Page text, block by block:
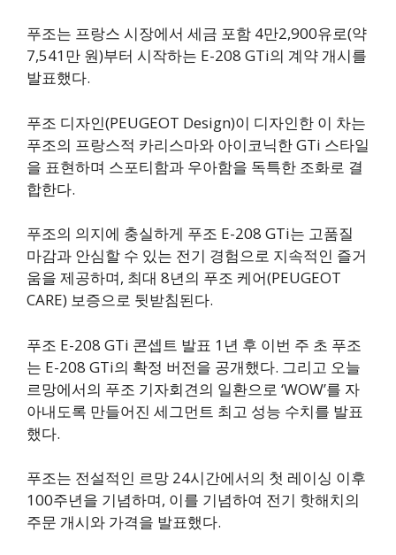
푸조는 프랑스 시장에서 세금 포함 4만2,900유로(약
7,541만 원)부터 시작하는 E-208 GTi의 계약 개시를
발표했다.
푸조 디자인(PEUGEOT Design)이 디자인한 이 차는
푸조의 프랑스적 카리스마와 아이코닉한 GTi 스타일
을 표현하며 스포티함과 우아함을 독특한 조화로 결
합한다.
푸조의 의지에 충실하게 푸조 E-208 GTi는 고품질
마감과 안심할 수 있는 전기 경험으로 지속적인 즐거
움을 제공하며, 최대 8년의 푸조 케어(PEUGEOT
CARE) 보증으로 뒷받침된다.
푸조 E-208 GTi 콘셉트 발표 1년 후 이번 주 초 푸조
는 E-208 GTi의 확정 버전을 공개했다. 그리고 오늘
르망에서의 푸조 기자회견의 일환으로 ‘WOW’를 자
아내도록 만들어진 세그먼트 최고 성능 수치를 발표
했다.
푸조는 전설적인 르망 24시간에서의 첫 레이싱 이후
100주년을 기념하며, 이를 기념하여 전기 핫해치의
주문 개시와 가격을 발표했다.